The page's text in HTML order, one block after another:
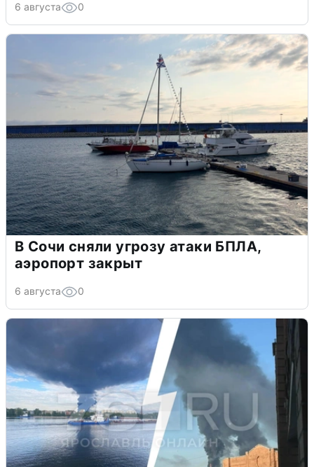
6 августа 0
В Сочи сняли угрозу атаки БПЛА,
аэропорт закрыт
6 августа 0